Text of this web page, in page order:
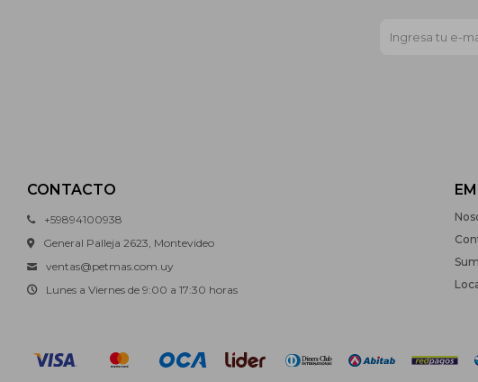
CONTACTO
+59894100938
General Palleja 2623, Montevideo
ventas@petmas.com.uy
Lunes a Viernes de 9:00 a 17:30 horas